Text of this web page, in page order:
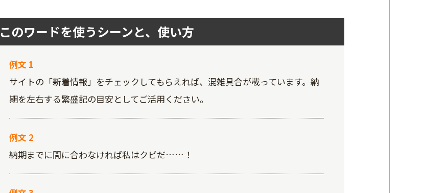
このワードを使うシーンと、使い方
例文 1
サイトの「新着情報」をチェックしてもらえれば、混雑具合が載っています。納
期を左右する繁盛記の目安としてご活用ください。
例文 2
納期までに間に合わなければ私はクビだ……！